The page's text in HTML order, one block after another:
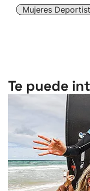
Mujeres
Te puede